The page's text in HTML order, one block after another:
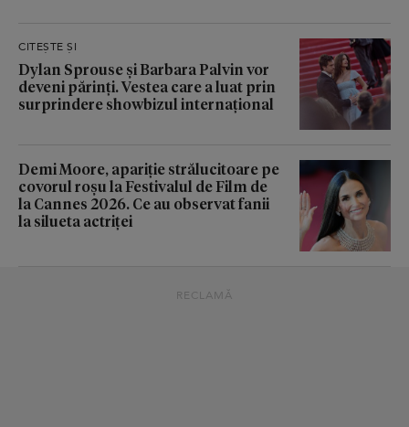
CITEȘTE ȘI
Dylan Sprouse și Barbara Palvin vor
deveni părinți. Vestea care a luat prin
surprindere showbizul internațional
Demi Moore, apariție strălucitoare pe
covorul roșu la Festivalul de Film de
la Cannes 2026. Ce au observat fanii
la silueta actriței
RECLAMĂ